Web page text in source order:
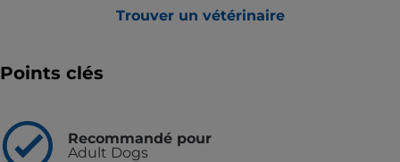
Trouver un vétérinaire
Points clés
Recommandé pour
Adult Dogs